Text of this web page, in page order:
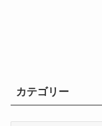
カテゴリー